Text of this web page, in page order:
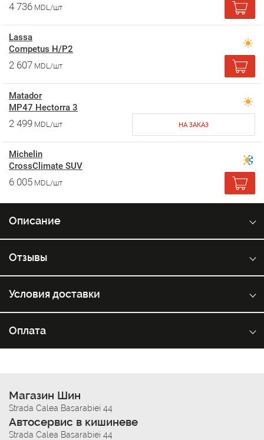
4 736 MDL/шт
Lassa
Competus H/P2
2 607 MDL/шт
Matador
MP47 Hectorra 3
2 499 MDL/шт НА ЗАКАЗ
Michelin
CrossClimate SUV
6 005 MDL/шт
Описание
Отзывы
Условия доставки
Оплата
Магазин Шин
Strada Calea Basarabiei 44
Автосервис в кишиневе
Strada Calea Basarabiei 44